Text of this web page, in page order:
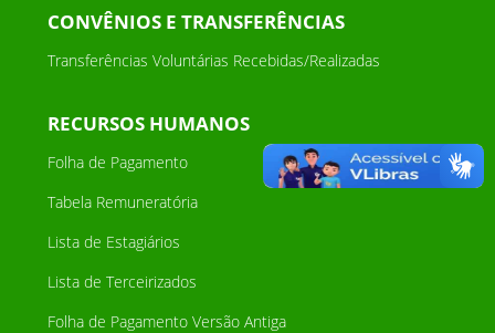
CONVÊNIOS E TRANSFERÊNCIAS
Transferências Voluntárias Recebidas/Realizadas
RECURSOS HUMANOS
Folha de Pagamento
Tabela Remuneratória
Lista de Estagiários
Lista de Terceirizados
Folha de Pagamento Versão Antiga